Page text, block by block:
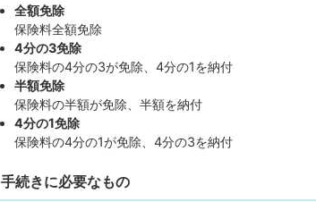
全額免除
保険料全額免除
4分の3免除
保険料の4分の3が免除、4分の1を納付
半額免除
保険料の半額が免除、半額を納付
4分の1免除
保険料の4分の1が免除、4分の3を納付
手続きに必要なもの